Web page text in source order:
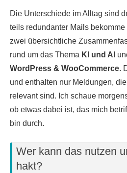
Die Unterschiede im Alltag sind
teils redundanter Mails
zwei übersichtliche
rund um das Thema KI und AI
WordPress & WooCommerce.
und enthalten nur Meldungen,
relevant sind. Ich schaue
ob etwas dabei ist, das mich
bin durch.
Wer kann das nutzen
hakt?